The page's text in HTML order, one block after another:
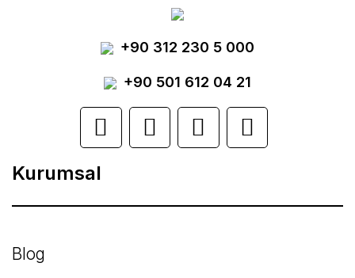
Yorum Yaz
Ürün resmi kalitesiz, bozuk veya
görüntülenemiyor.
Ürün açıklamasında eksik bilgiler bulunuyor.
Ürün bilgilerinde hatalar bulunuyor.
Ürün fiyatı diğer sitelerden daha pahalı.
Bu ürüne benzer farklı alternatifler olmalı.
+90 312 230 5 000
+90 501 612 04 21
Kurumsal
Blog